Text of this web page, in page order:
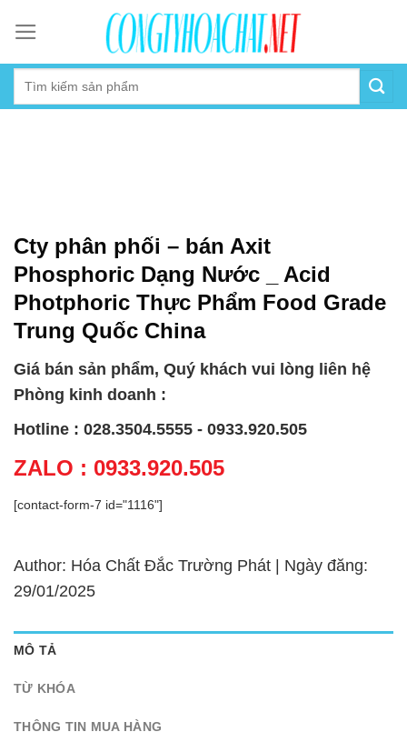
content
Cty phân phối – bán Axit
Phosphoric Dạng Nước _ Acid
Photphoric Thực Phẩm Food Grade
Trung Quốc China
Giá bán sản phẩm, Quý khách vui lòng liên hệ
Phòng kinh doanh :
Hotline : 028.3504.5555 - 0933.920.505
ZALO : 0933.920.505
[contact-form-7 id="1116"]
Author: Hóa Chất Đắc Trường Phát | Ngày đăng:
29/01/2025
MÔ TẢ
TỪ KHÓA
THÔNG TIN MUA HÀNG